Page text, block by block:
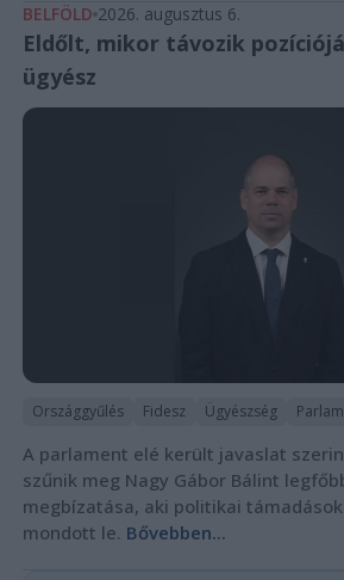
BELFÖLD 2026. augusztus 6.
Eldőlt, mikor távozik
ügyész
Országgyűlés Fidesz Ügyészség
A parlament elé került javaslat
szűnik meg Nagy Gábor Bálint
megbízatása, aki politikai
mondott le. Bővebben...